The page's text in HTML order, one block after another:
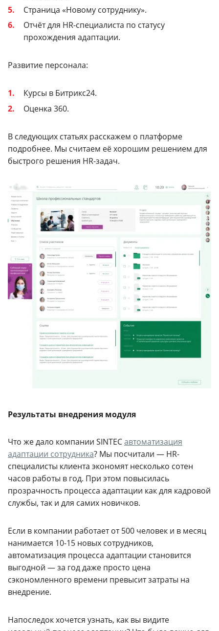
Страница «Новому сотруднику».
Отчёт для HR-специалиста по статусу
прохождения адаптации.
Развитие персонала:
Курсы в Битрикс24.
Оценка 360.
В следующих статьях расскажем о платформе
подробнее. Мы считаем её хорошим решением для
быстрого решения HR-задач.
Результаты внедрения модуля
Что же дало компании SINTECавтоматизация
адаптации сотрудника? Мы посчитали — HR-
специалисты клиента экономят несколько сотен
часов работы в год. При этом повысилась
прозрачность процесса адаптации как для кадровой
службы, так и для самих новичков.
Если в компании работает от 500 человек и в месяц
нанимается 10-15 новых сотрудников,
автоматизация процесса адаптации становится
выгодной — за год даже просто цена
сэкономленного времени превысит затраты на
внедрение.
Напоследок хочется узнать, как вы видите